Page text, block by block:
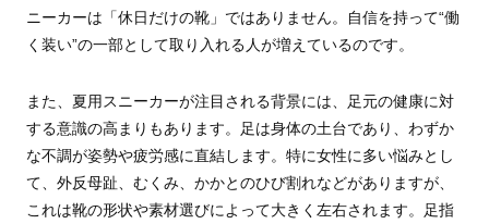
ニーカーは「休日だけの靴」ではありません。自信を持って“働
く装い”の一部として取り入れる人が増えているのです。
また、夏用スニーカーが注目される背景には、足元の健康に対
する意識の高まりもあります。足は身体の土台であり、わずか
な不調が姿勢や疲労感に直結します。特に女性に多い悩みとし
て、外反母趾、むくみ、かかとのひび割れなどがありますが、
これは靴の形状や素材選びによって大きく左右されます。足指